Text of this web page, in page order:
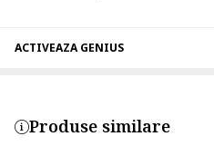
ACTIVEAZA GENIUS
Produse similare